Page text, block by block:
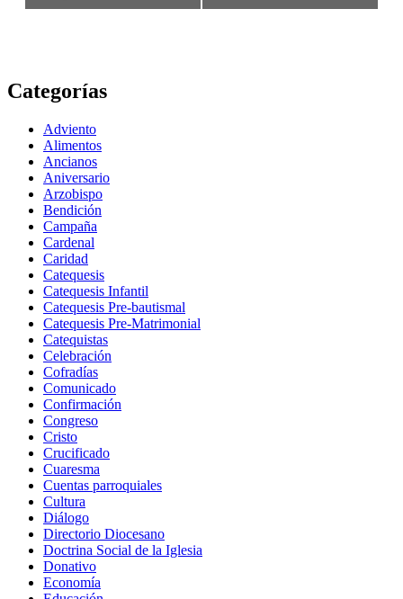
Categorías
Adviento
Alimentos
Ancianos
Aniversario
Arzobispo
Bendición
Campaña
Cardenal
Caridad
Catequesis
Catequesis Infantil
Catequesis Pre-bautismal
Catequesis Pre-Matrimonial
Catequistas
Celebración
Cofradías
Comunicado
Confirmación
Congreso
Cristo
Crucificado
Cuaresma
Cuentas parroquiales
Cultura
Diálogo
Directorio Diocesano
Doctrina Social de la Iglesia
Donativo
Economía